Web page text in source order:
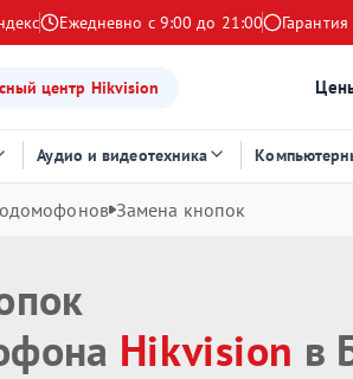
Ежедневно с 9:00 до 21:00
центр Hikvision
Аудио и видеотехника
Замена кнопок
Hikvision в